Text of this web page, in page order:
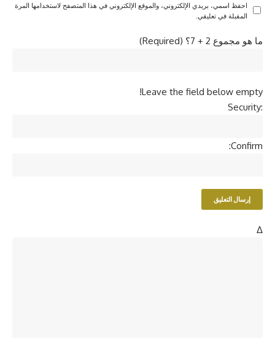
احفظ اسمي، بريدي الإلكتروني، والموقع الإلكتروني في هذا المتصفح لاستخدامها المرة
المقبلة في تعليقي.
ما هو مجموع 2 + 7؟ (Required)
Leave the field below empty!
Security:
Confirm:
Δ